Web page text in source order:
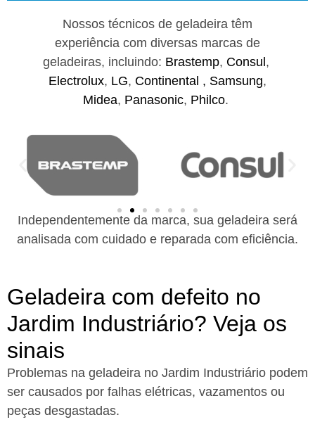
Nossos técnicos de geladeira têm
experiência com diversas marcas de
geladeiras, incluindo: Brastemp, Consul ,
Electrolux, LG, Continental , Samsung,
Midea, Panasonic, Philco.
Independentemente da marca, sua geladeira será
analisada com cuidado e reparada com eficiência.
Geladeira com defeito no
Jardim Industriário? Veja os
sinais
Problemas na geladeira no Jardim Industriário podem
ser causados por falhas elétricas, vazamentos ou
peças desgastadas.